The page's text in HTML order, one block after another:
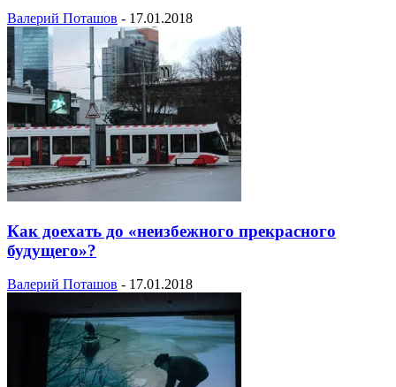
Валерий Поташов - 17.01.2018
Как доехать до «неизбежного прекрасного
будущего»?
Валерий Поташов - 17.01.2018